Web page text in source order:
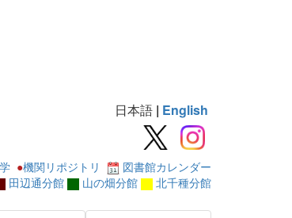
日本語 | English
●機関リポジトリ
図書館カレンダー
田辺通分館 山の畑分館 北千種分館